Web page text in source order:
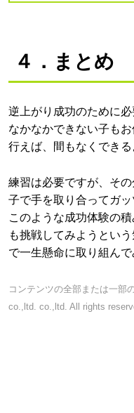
４．まとめ
逆上がり成功のために
なかなかできない子も
行えば、間もなくできる
練習は必要ですが、そ
子で手を取り合ってガ
このような成功体験の
も挑戦してみようとい
で一生懸命に取り組んで
コンテンツの全部または一部
co.,ltd. co.,ltd. All rights